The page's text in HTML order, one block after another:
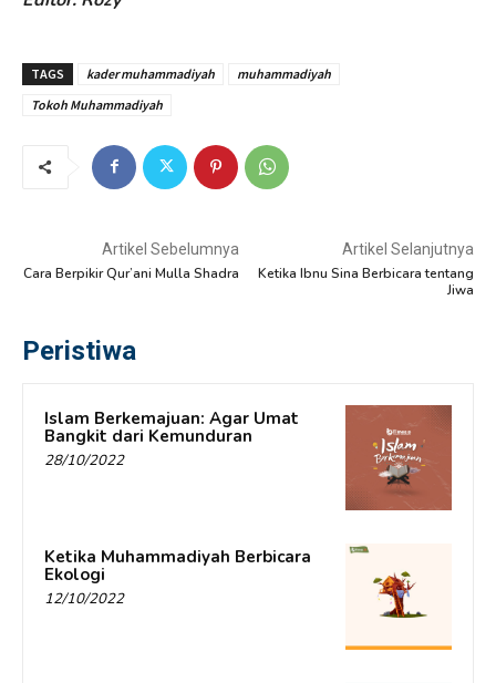
TAGS kader muhammadiyah
muhammadiyah
Tokoh Muhammadiyah
Artikel Sebelumnya
Cara Berpikir Qur’ani Mulla Shadra
Artikel Selanjutnya
Ketika Ibnu Sina Berbicara tentang
Jiwa
Peristiwa
Islam Berkemajuan: Agar Umat
Bangkit dari Kemunduran
28/10/2022
Ketika Muhammadiyah Berbicara
Ekologi
12/10/2022